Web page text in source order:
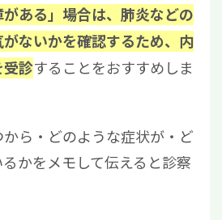
がある」場合は、肺炎などの
ないかを確認するため、内
診することをおすすめしま
ら・どのような症状が・ど
かをメモして伝えると診察